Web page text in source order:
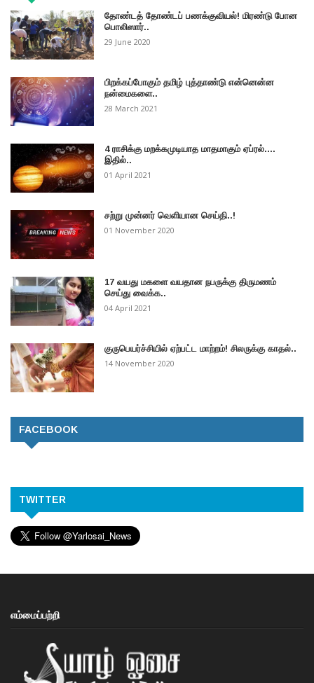
தோண்டத் தோண்டப் பணக்குவியல்! மிரண்டு போன
பொலிஸார்..
29 June 2020
பிறக்கப்போகும் தமிழ் புத்தாண்டு என்னென்ன
நன்மைகளை..
28 March 2021
4 ராசிக்கு மறக்கமுடியாத மாதமாகும் ஏப்ரல்....
இதில்..
01 April 2021
சற்று முன்னர் வெளியான செய்தி..!
01 November 2020
17 வயது மகளை வயதான நபருக்கு திருமணம்
செய்து வைக்க..
04 April 2021
குருபெயர்ச்சியில் ஏற்பட்ட மாற்றம்! சிலருக்கு காதல்..
14 November 2020
FACEBOOK
TWITTER
எம்மைப்பற்றி